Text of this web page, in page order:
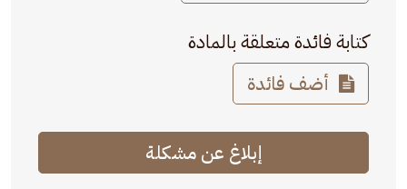
كتابة فائدة متعلقة بالمادة
أضف فائدة
إبلاغ عن مشكلة